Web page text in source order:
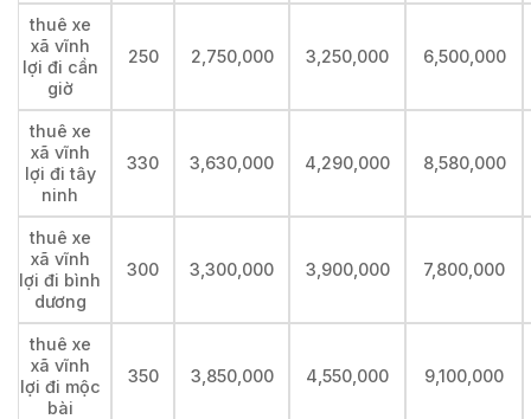
thuê xe
xã vĩnh
lợi đi cần
giờ
250 2,750,000 3,250,000 6,500,000
thuê xe
xã vĩnh
lợi đi tây
ninh
330 3,630,000 4,290,000 8,580,000
thuê xe
xã vĩnh
lợi đi bình
dương
300 3,300,000 3,900,000 7,800,000
thuê xe
xã vĩnh
lợi đi mộc
bài
350 3,850,000 4,550,000 9,100,000